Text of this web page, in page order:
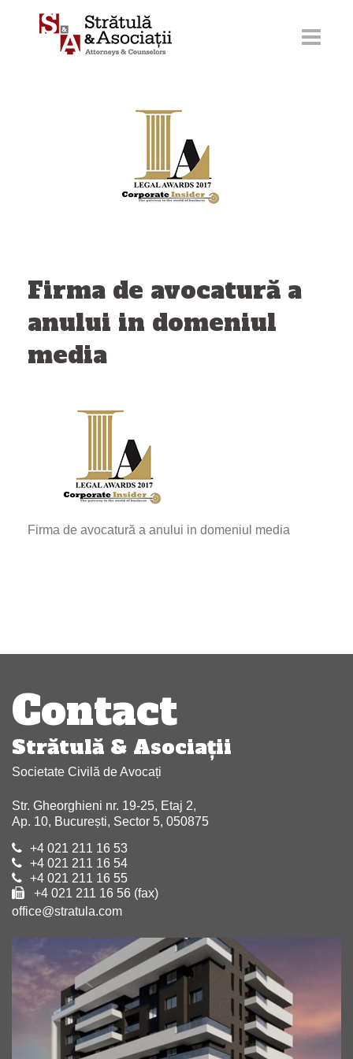
Firma de avocatură a
anului in domeniul
media
Firma de avocatură a anului in domeniul media
Contact
Strătulă & Asociaţii
Societate Civilă de Avocați
Str. Gheorghieni nr. 19-25, Etaj 2,
Ap. 10, București, Sector 5, 050875
+4 021 211 16 53
+4 021 211 16 54
+4 021 211 16 55
+4 021 211 16 56 (fax)
office@stratula.com